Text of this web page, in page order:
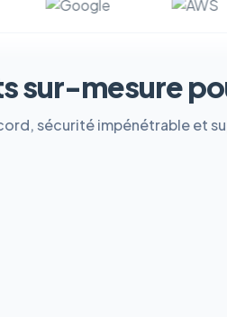
sur-mesure
sécurité impénétrable et